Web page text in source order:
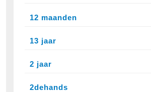
12 maanden
13 jaar
2 jaar
2dehands